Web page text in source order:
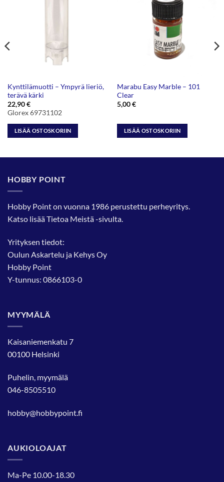
Kynttilämuotti – Ympyrä lieriö,
terävä kärki
22,90€
Glorex 69731102
LISÄÄ OSTOSKORIIN
Marabu Easy Marble – 101
Clear
5,00€
LISÄÄ OSTOSKORIIN
HOBBY POINT
Hobby Point on vuonna 1986 perustettu perheyritys.
Katso lisääTietoa Meistä-sivulta.
Yrityksen tiedot:
Oulun Askartelu ja Kehys Oy
Hobby Point
Y-tunnus: 0866103-0
MYYMÄLÄ
Kaisaniemenkatu 7
00100 Helsinki
Puhelin, myymälä
046-8505510
hobby@hobbypoint.fi
AUKIOLOAJAT
Ma-Pe 10.00-18.30